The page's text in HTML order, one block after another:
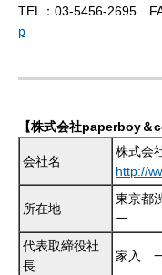
TEL：03-5456-2695
p
【株式会社paperboy＆
会社名
株式会
http://
所在地
東京都
ー
代表取締役社
長
家入